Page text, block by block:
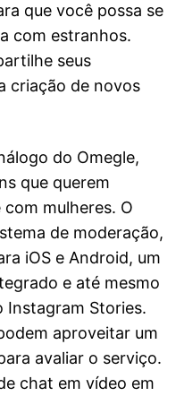
que você possa se
com estranhos.
seus
criação de novos
do Omegle,
que querem
mulheres. O
de moderação,
iOS e Android, um
e até mesmo
Instagram Stories.
aproveitar um
avaliar o serviço.
chat em vídeo em